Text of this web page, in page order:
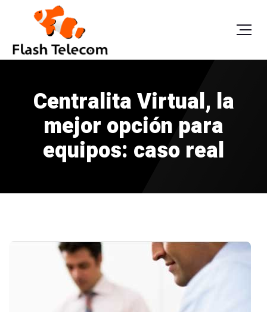
Centralita Virtual, la
mejor opción para
equipos: caso real